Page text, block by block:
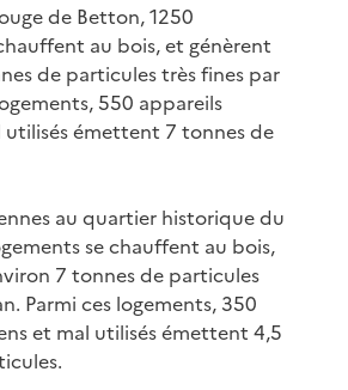
de Betton, 1250
au bois, et génèrent
de particules très fines par
550 appareils
utilisés émettent 7 tonnes de
au quartier historique du
se chauffent au bois,
7 tonnes de particules
Parmi ces logements, 350
et mal utilisés émettent 4,5